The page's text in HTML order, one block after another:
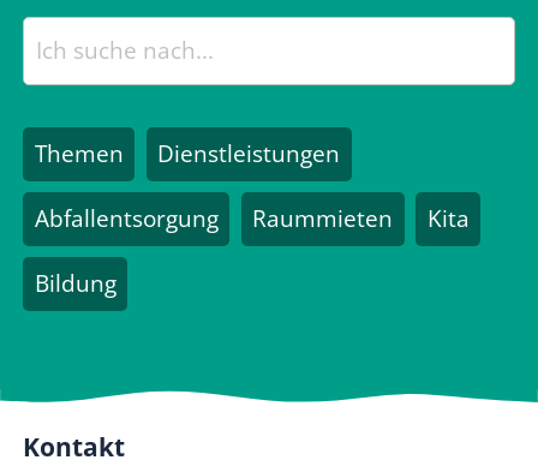
Themen Dienstleistungen
Abfallentsorgung Raummieten Kita
Bildung
Kontakt